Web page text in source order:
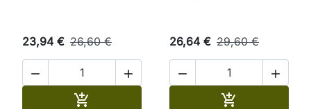
23,94 € 26,60 €
 

26,64 € 29,60 €
 
